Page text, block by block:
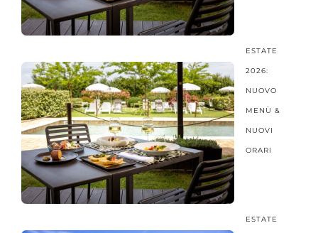
ESTATE
2026:
NUOVO
MENÙ &
NUOVI
ORARI
ESTATE